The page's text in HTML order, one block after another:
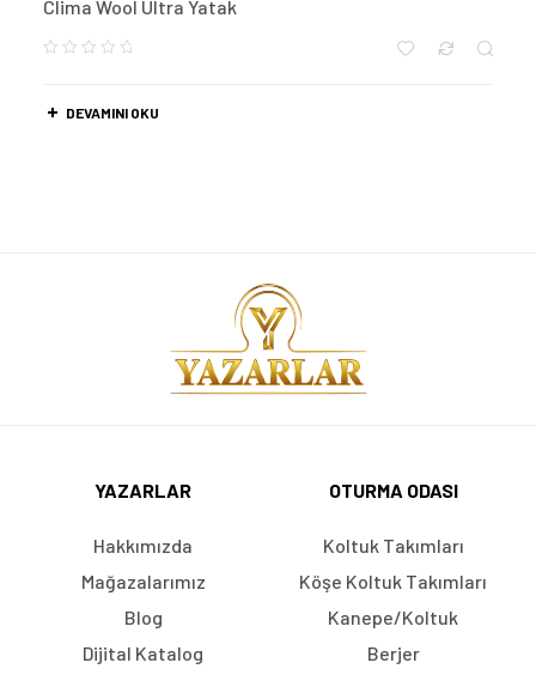
Clima Wool Ultra Yatak
DEVAMINI OKU
YAZARLAR
Hakkımızda
Mağazalarımız
Blog
Dijital Katalog
OTURMA ODASI
Koltuk Takımları
Köşe Koltuk Takımları
Kanepe/Koltuk
Berjer